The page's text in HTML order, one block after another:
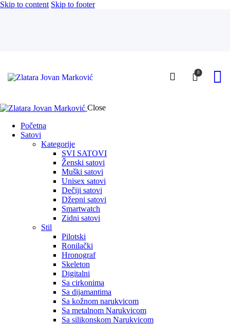
Skip to content Skip to footer
0
Close
Početna
Satovi
Kategorije
SVI SATOVI
Ženski satovi
Muški satovi
Unisex satovi
Dečiji satovi
Džepni satovi
Smartwatch
Zidni satovi
Stil
Pilotski
Ronilački
Hronograf
Skeleton
Digitalni
Sa cirkonima
Sa dijamantima
Sa kožnom narukvicom
Sa metalnom Narukvicom
Sa silikonskom Narukvicom